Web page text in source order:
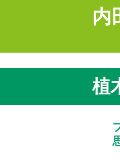
内
植